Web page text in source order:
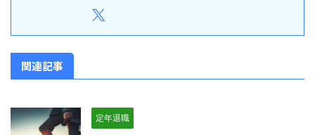
関連記事
定年退職